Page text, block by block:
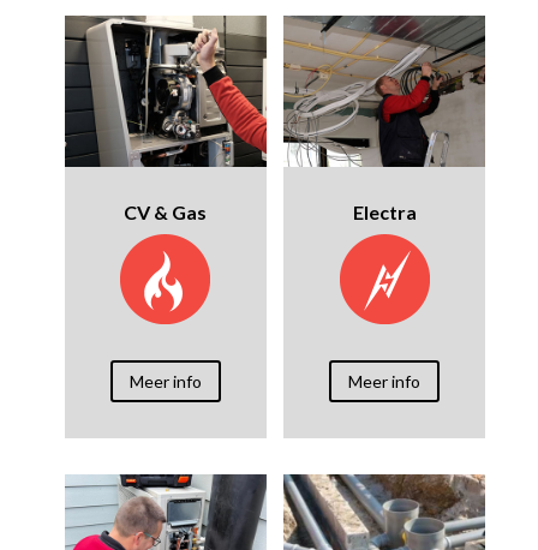
CV & Gas
Meer info
Electra
Meer info